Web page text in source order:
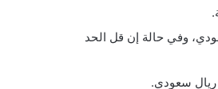
وفي حالة إن قل الحد
ريال سعودي.